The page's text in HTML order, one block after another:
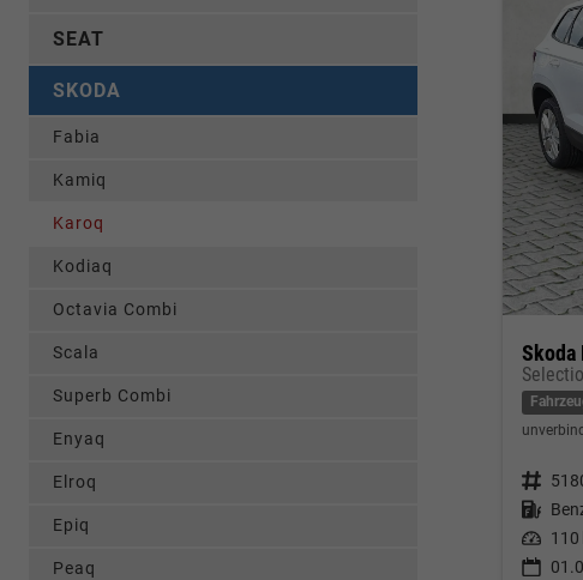
Skoda
Fahrzeugnr.
Kraftstoff
Leistung 110
SEAT
SKODA
Fabia
Kamiq
Karoq
Kodiaq
Octavia Combi
Scala
Superb Combi
Enyaq
Elroq
Epiq
Peaq